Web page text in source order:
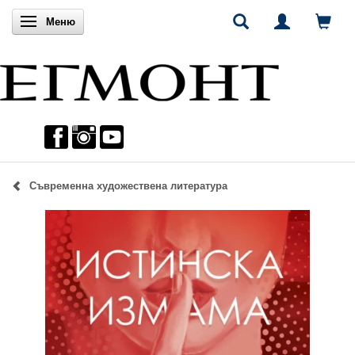
Включи навигацията
Меню
Съвременна художествена литература